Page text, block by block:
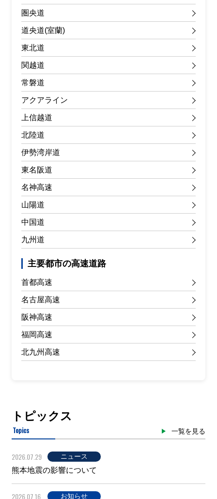
圏央道
道央道(室蘭)
東北道
関越道
常磐道
アクアライン
上信越道
北陸道
伊勢湾岸道
東名阪道
名神高速
山陽道
中国道
九州道
主要都市の高速道路
首都高速
名古屋高速
阪神高速
福岡高速
北九州高速
トピックス
Topics 一覧を見る
2026.07.29 ニュース
熊本地震の影響について
2026.07.16 お知らせ